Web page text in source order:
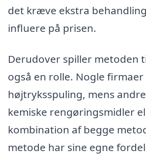
det kræve ekstra
influere på prisen.
Derudover spiller metoden
også en rolle. Nogle
højtryksspuling, mens
kemiske rengøringsmidler
kombination af begge
metode har sine egne